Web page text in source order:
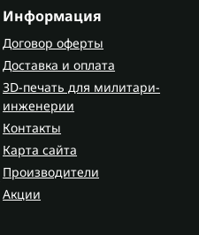
Информация
Договор оферты
Доставка и оплата
3D-печать для милитари-
инженерии
Контакты
Карта сайта
Производители
Акции